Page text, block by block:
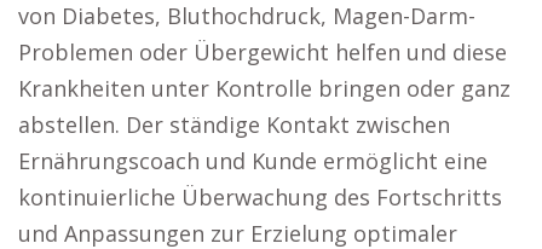
von Diabetes, Bluthochdruck, Magen-Darm-
Problemen oder Übergewicht helfen und diese
Krankheiten unter Kontrolle bringen oder ganz
abstellen. Der ständige Kontakt zwischen
Ernährungscoach und Kunde ermöglicht eine
kontinuierliche Überwachung des Fortschritts
und Anpassungen zur Erzielung optimaler